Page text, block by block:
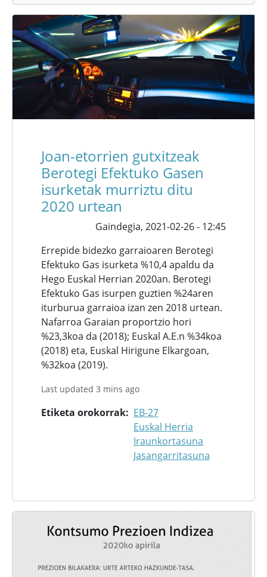
Joan-etorrien gutxitzeak
Berotegi Efektuko Gasen
isurketak murriztu ditu
2020 urtean
Gaindegia, 2021-02-26 - 12:45
Errepide bidezko garraioaren Berotegi
Efektuko Gas isurketa %10,4 apaldu da
Hego Euskal Herrian 2020an. Berotegi
Efektuko Gas isurpen guztien %24aren
iturburua garraioa izan zen 2018 urtean.
Nafarroa Garaian proportzio hori
%23,3koa da (2018); Euskal A.E.n %34koa
(2018) eta, Euskal Hirigune Elkargoan,
%32koa (2019).
Last updated 3 mins ago
Etiketa orokorrak
EB-27
Euskal Herria
Iraunkortasuna
Jasangarritasuna